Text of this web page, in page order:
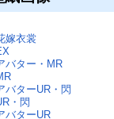
嫁衣裳
バター・MR
バターUR・閃
・閃
バターUR